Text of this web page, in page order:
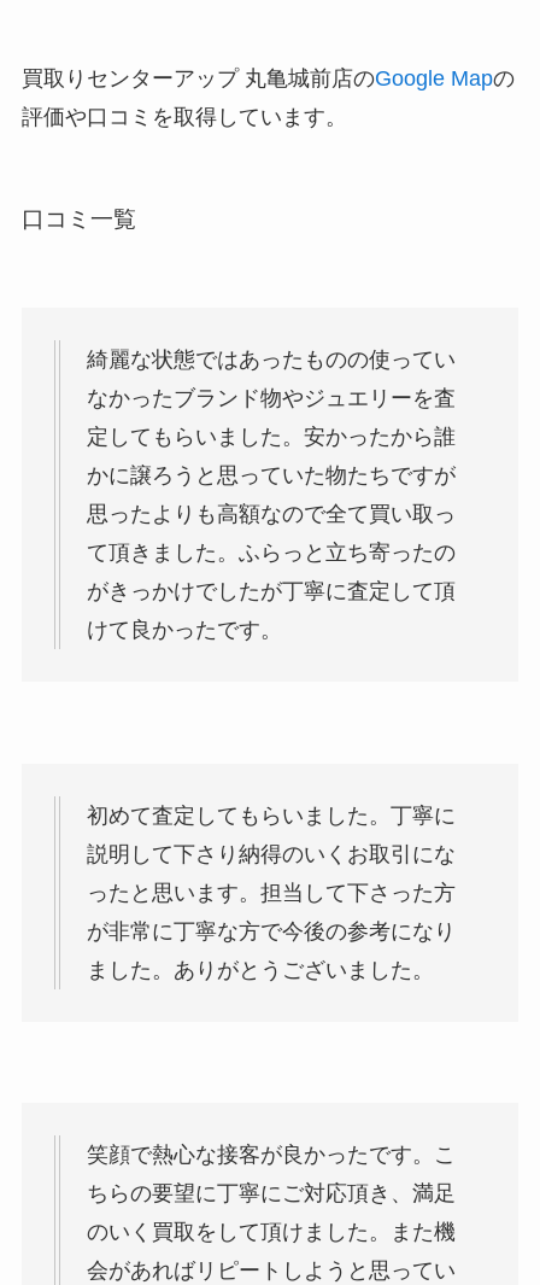
買取りセンターアップ 丸亀城前店のGoogle Mapの
評価や口コミを取得しています。
口コミ一覧
綺麗な状態ではあったものの使ってい
なかったブランド物やジュエリーを査
定してもらいました。安かったから誰
かに譲ろうと思っていた物たちですが
思ったよりも高額なので全て買い取っ
て頂きました。ふらっと立ち寄ったの
がきっかけでしたが丁寧に査定して頂
けて良かったです。
初めて査定してもらいました。丁寧に
説明して下さり納得のいくお取引にな
ったと思います。担当して下さった方
が非常に丁寧な方で今後の参考になり
ました。ありがとうございました。
笑顔で熱心な接客が良かったです。こ
ちらの要望に丁寧にご対応頂き、満足
のいく買取をして頂けました。また機
会があればリピートしようと思ってい